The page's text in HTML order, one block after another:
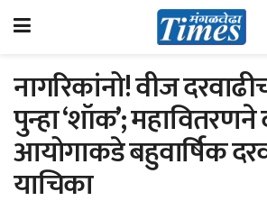
नागरिकांनो! वीज
पुन्हा ‘शॉक’;
आयोगाकडे बहुवार्षिक
याचिका